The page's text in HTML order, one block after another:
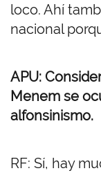
loco. Ahí
nacional
APU:
Menem se
alfonsinismo.
RF: Sí, hay